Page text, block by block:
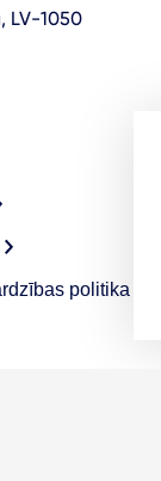
LV-1050
politika